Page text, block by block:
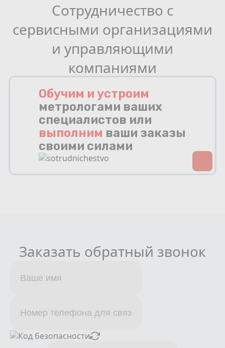
Сотрудничество с
сервисными организациями
и управляющими
компаниями
Обучим и устроим
метрологами ваших
специалистов или
выполним ваши заказы
своими силами
Заказать обратный звонок